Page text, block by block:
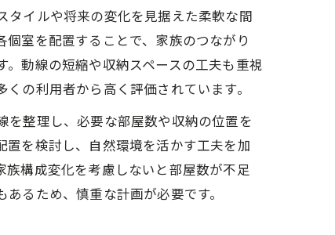
タイルや将来の変化を見据えた柔軟な間
室を配置することで、家族のつながり
動線の短縮や収納スペースの工夫も重視
の利用者から高く評価されています。
を整理し、必要な部屋数や収納の位置を
を検討し、自然環境を活かす工夫を加
構成変化を考慮しないと部屋数が不足
るため、慎重な計画が必要です。